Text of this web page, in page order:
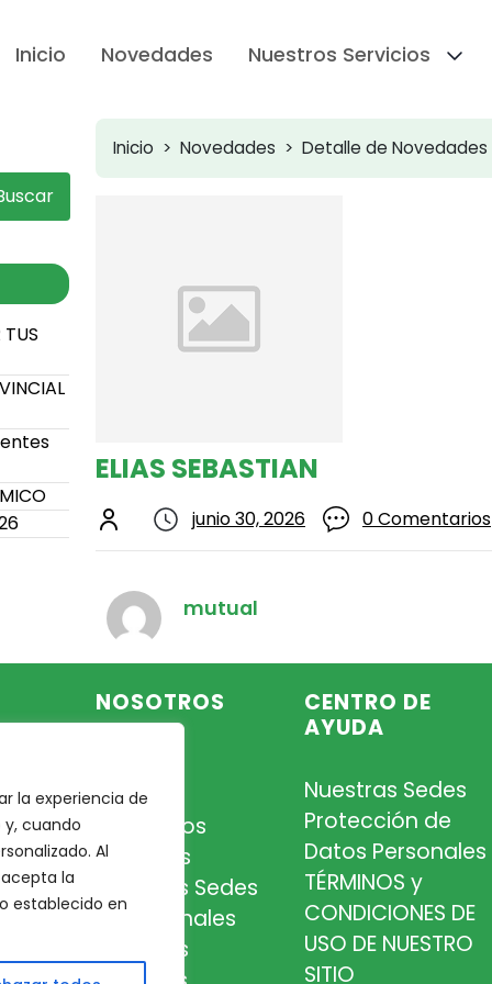
la experiencia de
y, cuando
Al
la
establecido en
Inicio Novedades Nuestros Servicios
Inicio Novedades Detalle de Novedades
ELIAS SEBASTIAN
junio 30, 2026 0 Comentarios
mutual
NOSOTROS
Acceso
Asociados
Nosotros
Nuestras Sedes
Profesionales
Nuestros
CENTRO DE
AYUDA
Nuestras Sedes
Protección de
Datos Personales
TÉRMINOS y
CONDICIONES DE
USO DE NUESTRO
SITIO